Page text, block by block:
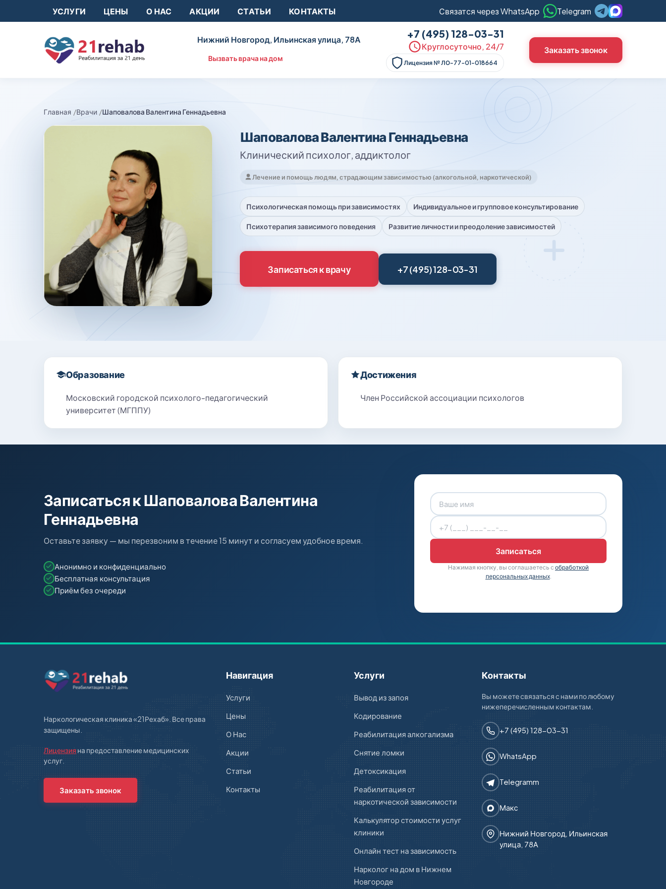
УСЛУГИ ЦЕНЫ О НАС АКЦИИ СТАТЬИ КОНТАКТЫ Связатся через WhatsApp Telegram
Нижний Новгород, Ильинская улица, 78А
Вызвать врача на дом
+7 (495) 128-03-31
Круглосуточно, 24/7
Лицензия № ЛО-77-01-018664
Заказать звонок
Главная Врачи Шаповалова Валентина Геннадьевна
Шаповалова Валентина Геннадьевна
Клинический психолог, аддиктолог
Лечение и помощь людям, страдающим зависимостью (алкогольной, наркотической)
Психологическая помощь при зависимостях Индивидуальное и групповое консультирование
Психотерапия зависимого поведения Развитие личности и преодоление зависимостей
Записаться к врачу +7 (495) 128-03-31
Образование
Московский городской психолого-педагогический
университет (МГППУ)
Достижения
Член Российской ассоциации психологов
Записаться к Шаповалова Валентина
Геннадьевна
Оставьте заявку — мы перезвоним в течение 15 минут и согласуем удобное время.
Анонимно и конфиденциально
Бесплатная консультация
Приём без очереди
Нажимая кнопку, вы соглашаетесь с обработкой
персональных данных.
Наркологическая клиника «21Рехаб». Все права
защищены.
Лицензия на предоставление медицинских
услуг.
Заказать звонок
Навигация
Услуги
Цены
О Нас
Акции
Статьи
Контакты
Услуги
Вывод из запоя
Кодирование
Реабилитация алкогализма
Снятие ломки
Детоксикация
Реабилитация от
наркотической зависимости
Калькулятор стоимости услуг
клиники
Онлайн тест на зависимость
Нарколог на дом в Нижнем
Новгороде
Контакты
Вы можете связаться с нами по любому
нижеперечисленным контактам.
+7 (495) 128-03-31
WhatsApp
Telegramm
Макс
Нижний Новгород, Ильинская
улица, 78А